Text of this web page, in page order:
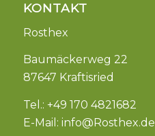
KONTAKT
Rosthex
Baumäckerweg 22
87647 Kraftisried
Tel.: +49 170 4821682
E-Mail: info@Rosthex.de